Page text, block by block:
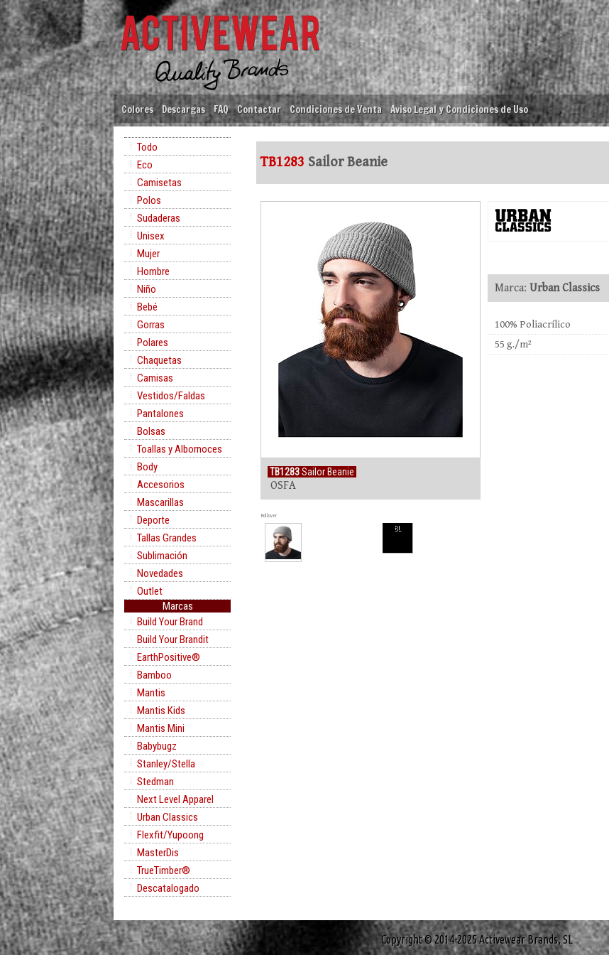
Colores Descargas FAQ Contactar Condiciones de Venta Aviso Legal y Condiciones de Uso
Todo
Eco
Camisetas
Polos
Sudaderas
Unisex
Mujer
Hombre
Niño
Bebé
Gorras
Polares
Chaquetas
Camisas
Vestidos/Faldas
Pantalones
Bolsas
Toallas y Albornoces
Body
Accesorios
Mascarillas
Deporte
Tallas Grandes
Sublimación
Novedades
Outlet
Marcas
Build Your Brand
Build Your Brandit
EarthPositive®
Bamboo
Mantis
Mantis Kids
Mantis Mini
Babybugz
Stanley/Stella
Stedman
Next Level Apparel
Urban Classics
Flexfit/Yupoong
MasterDis
TrueTimber®
Descatalogado
TB1283 Sailor Beanie
TB1283Sailor Beanie
OSFA
Rollover
BL
Marca: Urban Classics
100% Poliacrílico
55 g./m²
Copyright © 2014-2025 Activewear Brands, SL